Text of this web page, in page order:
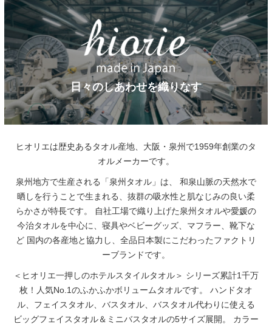
日々のしあわせを織りなす
ヒオリエは歴史あるタオル産地、大阪・泉州で1959年創業のタ
オルメーカーです。
泉州地方で生産される「泉州タオル」は、
和泉山脈の天然水で
晒しを行うことで生まれる、抜群の吸水性と肌なじみの良い柔
らかさが特長です。
自社工場で織り上げた泉州タオルや愛媛の
今治タオルを中心に、寝具やベビーグッズ、マフラー、靴下な
ど 国内の各産地と協力し、全品日本製にこだわったファクトリ
ーブランドです。
＜ヒオリエ一押しのホテルスタイルタオル＞ シリーズ累計1千万
枚！人気No.1のふかふかボリュームタオルです。
ハンドタオ
ル、フェイスタオル、バスタオル、バスタオル代わりに使える
ビッグフェイスタオル＆ミニバスタオルの5サイズ展開。
カラー